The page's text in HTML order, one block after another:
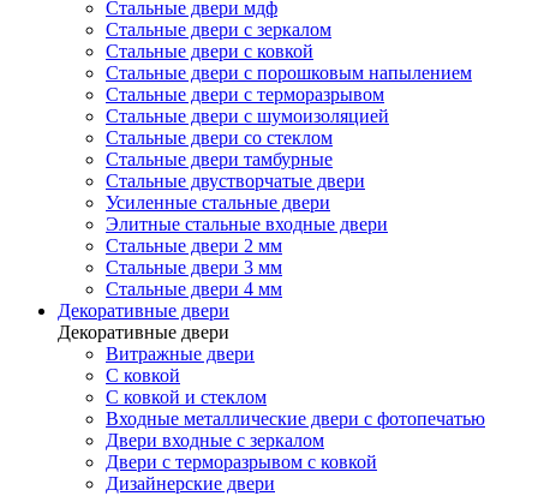
Стальные двери мдф
Стальные двери с зеркалом
Стальные двери с ковкой
Стальные двери с порошковым напылением
Стальные двери с терморазрывом
Стальные двери с шумоизоляцией
Стальные двери со стеклом
Стальные двери тамбурные
Стальные двустворчатые двери
Усиленные стальные двери
Элитные стальные входные двери
Стальные двери 2 мм
Стальные двери 3 мм
Стальные двери 4 мм
Декоративные двери
Декоративные двери
Витражные двери
С ковкой
С ковкой и стеклом
Входные металлические двери с фотопечатью
Двери входные с зеркалом
Двери с терморазрывом с ковкой
Дизайнерские двери